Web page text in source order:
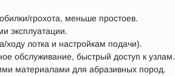
грохота, меньше простоев.
эксплуатации.
ходу лотка и настройкам подачи).
обслуживание, быстрый доступ к узлам.
материалами для абразивных пород.